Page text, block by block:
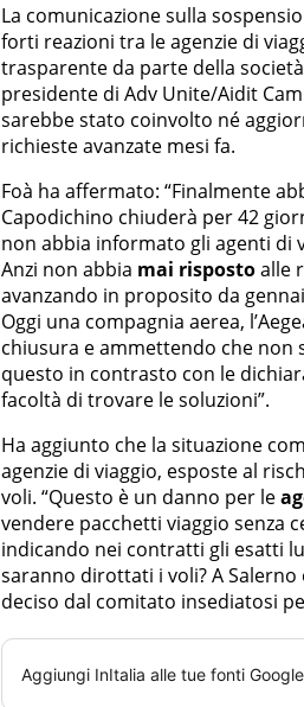
La comunicazione sulla
forti reazioni tra le agenzie di
trasparente da parte della
presidente di Adv Unite/Aidit
sarebbe stato coinvolto né
richieste avanzate mesi fa.
Foà ha affermato: “Finalmente
Capodichino chiuderà per 42
non abbia informato gli agenti di
Anzi non abbia mai rispostoalle
avanzando in proposito da
Oggi una compagnia aerea,
chiusura e ammettendo che non
questo in contrasto con le
facoltà di trovare le soluzioni”.
Ha aggiunto che la situazione
agenzie di viaggio, esposte al
voli. “Questo è un danno per le
vendere pacchetti viaggio senza
indicando nei contratti gli esatti
saranno dirottati i voli? A
deciso dal comitato insediatosi
Aggiungi InItalia alle tue fonti